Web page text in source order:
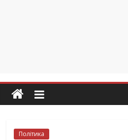
Політика